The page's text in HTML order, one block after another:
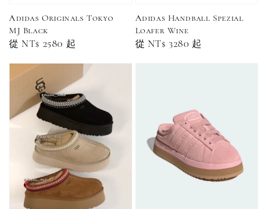
Adidas Originals Tokyo
MJ Black
Regular
從 NT$ 2580 起
Adidas Handball Spezial
Loafer Wine
Regular
從 NT$ 3280 起